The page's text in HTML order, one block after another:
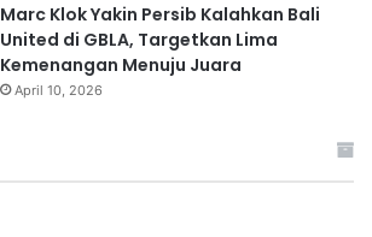
Marc Klok Yakin Persib Kalahkan Bali
United di GBLA, Targetkan Lima
Kemenangan Menuju Juara
April 10, 2026